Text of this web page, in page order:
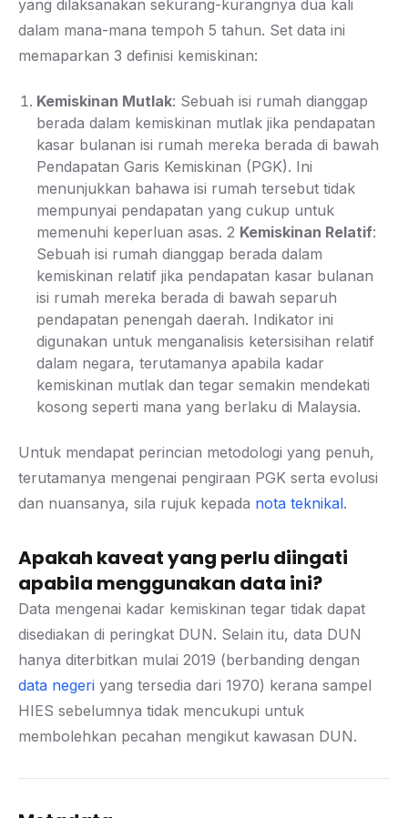
yang dilaksanakan sekurang-kurangnya dua kali
dalam mana-mana tempoh 5 tahun. Set data ini
memaparkan 3 definisi kemiskinan:
Kemiskinan Mutlak: Sebuah isi rumah dianggap
berada dalam kemiskinan mutlak jika pendapatan
kasar bulanan isi rumah mereka berada di bawah
Pendapatan Garis Kemiskinan (PGK). Ini
menunjukkan bahawa isi rumah tersebut tidak
mempunyai pendapatan yang cukup untuk
memenuhi keperluan asas. 2 Kemiskinan Relatif:
Sebuah isi rumah dianggap berada dalam
kemiskinan relatif jika pendapatan kasar bulanan
isi rumah mereka berada di bawah separuh
pendapatan penengah daerah. Indikator ini
digunakan untuk menganalisis ketersisihan relatif
dalam negara, terutamanya apabila kadar
kemiskinan mutlak dan tegar semakin mendekati
kosong seperti mana yang berlaku di Malaysia.
Untuk mendapat perincian metodologi yang penuh,
terutamanya mengenai pengiraan PGK serta evolusi
dan nuansanya, sila rujuk kepada nota teknikal.
Apakah kaveat yang perlu diingati
apabila menggunakan data ini?
Data mengenai kadar kemiskinan tegar tidak dapat
disediakan di peringkat DUN. Selain itu, data DUN
hanya diterbitkan mulai 2019 (berbanding dengan
data negeri yang tersedia dari 1970) kerana sampel
HIES sebelumnya tidak mencukupi untuk
membolehkan pecahan mengikut kawasan DUN.